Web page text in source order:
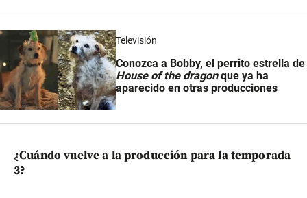
Televisión
Conozca a Bobby, el perrito estrella de
House of the dragonque ya ha
aparecido en otras producciones
¿Cuándo vuelve a la producción para la temporada
3?